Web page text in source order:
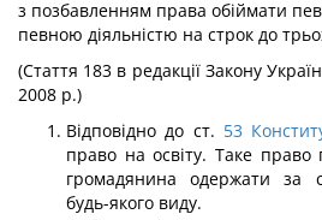
з позбавленням права обіймати
певною діяльністю на строк до
(Стаття 183 в редакції Закону
2008 р.)
Відповідно до ст. 53
право на освіту. Таке право
громадянина одержати за
будь-якого виду.